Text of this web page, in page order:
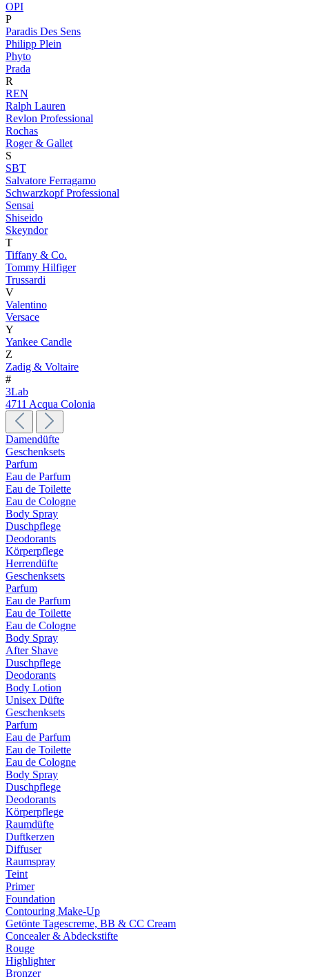
OPI
P
Paradis Des Sens
Philipp Plein
Phyto
Prada
R
REN
Ralph Lauren
Revlon Professional
Rochas
Roger & Gallet
S
SBT
Salvatore Ferragamo
Schwarzkopf Professional
Sensai
Shiseido
Skeyndor
T
Tiffany & Co.
Tommy Hilfiger
Trussardi
V
Valentino
Versace
Y
Yankee Candle
Z
Zadig & Voltaire
#
3Lab
4711 Acqua Colonia
Damendüfte
Geschenksets
Parfum
Eau de Parfum
Eau de Toilette
Eau de Cologne
Body Spray
Duschpflege
Deodorants
Körperpflege
Herrendüfte
Geschenksets
Parfum
Eau de Parfum
Eau de Toilette
Eau de Cologne
Body Spray
After Shave
Duschpflege
Deodorants
Body Lotion
Unisex Düfte
Geschenksets
Parfum
Eau de Parfum
Eau de Toilette
Eau de Cologne
Body Spray
Duschpflege
Deodorants
Körperpflege
Raumdüfte
Duftkerzen
Diffuser
Raumspray
Teint
Primer
Foundation
Contouring Make-Up
Getönte Tagescreme, BB & CC Cream
Concealer & Abdeckstifte
Rouge
Highlighter
Bronzer